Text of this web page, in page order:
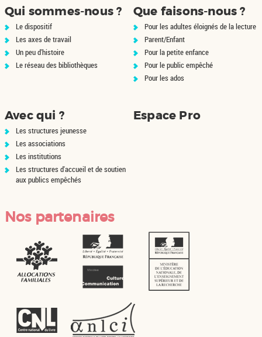
Qui sommes-nous ?
Le dispositif
Les axes de travail
Un peu d'histoire
Le réseau des bibliothèques
Que faisons-nous ?
Pour les adultes éloignés de la lecture
Parent/Enfant
Pour la petite enfance
Pour le public empêché
Pour les ados
Avec qui ?
Les structures jeunesse
Les associations
Les institutions
Les structures d'accueil et de soutien
aux publics empêchés
Espace Pro
Nos partenaires